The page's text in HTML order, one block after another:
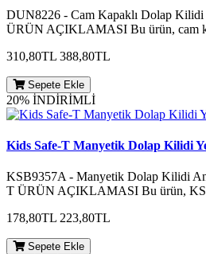
DUN8226 - Cam Kapaklı Dolap
ÜRÜN AÇIKLAMASI Bu ürün, cam
310,80TL 388,80TL
Sepete Ekle
20% İNDİRİMLİ
Kids Safe-T Manyetik Dolap Kilidi
KSB9357A - Manyetik Dolap Kilidi
T ÜRÜN AÇIKLAMASI Bu ürün,
178,80TL 223,80TL
Sepete Ekle